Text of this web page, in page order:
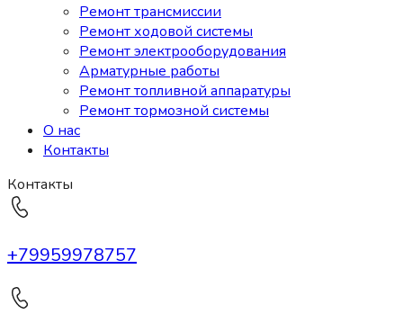
Ремонт трансмиссии
Ремонт ходовой системы
Ремонт электрооборудования
Арматурные работы
Ремонт топливной аппаратуры
Ремонт тормозной системы
О нас
Контакты
Контакты
+79959978757